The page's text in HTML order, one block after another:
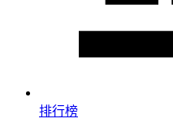
排行榜